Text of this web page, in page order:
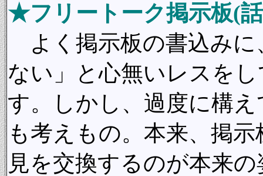
★フリートーク掲示板(
よく掲示板の書込みに
ない」と心無いレスを
す。しかし、過度に構
も考えもの。本来、掲
見を交換するのが本来